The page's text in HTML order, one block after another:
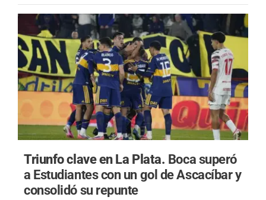
Triunfo clave en La Plata. Boca superó
a Estudiantes con un gol de Ascacíbar y
consolidó su repunte